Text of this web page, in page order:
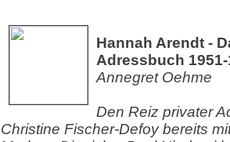
Hannah Arendt -
Adressbuch 1951-
Annegret Oehme
Den Reiz privater
Christine Fischer-Defoy bereits